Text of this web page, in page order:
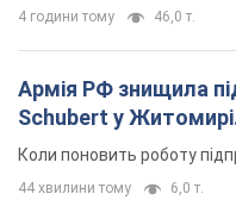
4 години тому 46,0 т.
Армія РФ знищила
Schubert у
Коли поновить роботу
44 хвилини тому 6,0 т.